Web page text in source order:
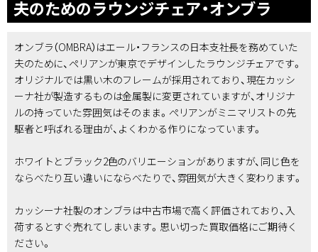
夫のためのラウンジチェア・オンブラ
オンブラ（OMBRA）はエール・フランスの日本支社長を務めていた
夫のために、ペリアンが東京でデザインしたラウンジチェアです。
オリジナルでは黒い木のフレームが採用されており、現在カッシ
ーナ社が製造するものは金属製に変更されていますが、オリジナ
ルの持っていた雰囲気はそのまま。ぺリアンがミニマリストの先
駆者と呼ばれる理由が、よくわかる作りになっています。
ホワイトとブラック2色のバリエーションがありますが、同じ色を
ならべたり互い違いにならべたりで、雰囲気が大きく変わります。
カッシーナ社製のオンブラは中古市場で高く評価されており、入
荷するとすぐ売れてしまいます。思い切った買取価格にご期待く
ださい。